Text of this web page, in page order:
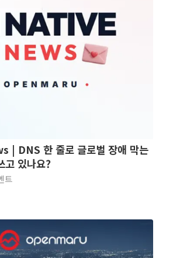
DNS 한 줄로 글로벌 장애 막는
고 있나요?
트